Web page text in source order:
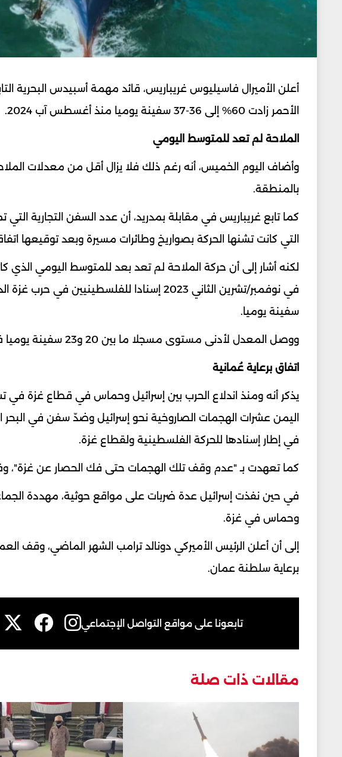
أعلن الأميرال فاسيليوس غريباريس، قائد مهمة أسبيدس البحرية
الأحمر زادت 60% إلى 36-37 سفينة يوميا منذ أغسطس آب 2024.
الملاحة لم تعد للمتوسط اليومي
وأضاف اليوم الخميس، أنه رغم ذلك فلا يزال أقل من معدلات
بالمنطقة.
كما تابع غريباريس في مقابلة بمدريد، أن عدد السفن التجارية
التي كانت تشنها الحركة بصواريخ وطائرات مسيرة وبعد توقيعها
لكنه أشار إلى أن حركة الملاحة لم تعد بعد للمتوسط اليومي الذي
سفينة يوميا.
ووصل المعدل لأدنى مستوى مسجلا ما بين 20 و23 سفينة يوميا في أغسطس آب من العام الماضي.
اتفاق برعاية عُمانية
اليمن عشرات الهجمات الصاروخية نحو إسرائيل وضدّ سفن في البحر
في إطار إسنادها للحركة الفلسطينية ولقطاع غزة.
كما تعهدت بـ "عدم وقف تلك الهجمات حتى فك الحصار عن غزة"،
في حين نفذت إسرائيل عدة ضربات على مواقع حوثية، مهددة
وحماس في غزة.
إلى أن أعلن الرئيس الأميركي دونالد ترامب الشهر الماضي، وقف
برعاية سلطنة عمان.
تابعونا على مواقع التواصل الإجتماعي
مقالات ذات صلة